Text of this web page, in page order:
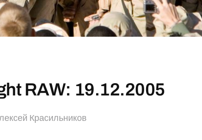
RAW: 19.12.2005
Красильников